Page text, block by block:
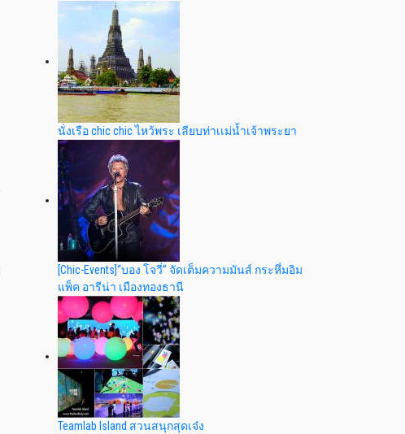
นั่งเรือ chic chic ไหว้พระ เลียบท่าเเม่น้ำเจ้าพระยา
[Chic-Events]“บอง โจวี่” จัดเต็มความมันส์ กระหึ่มอิม
แพ็ค อารีน่า เมืองทองธานี
Teamlab Island สวนสนุกสุดเจ๋ง